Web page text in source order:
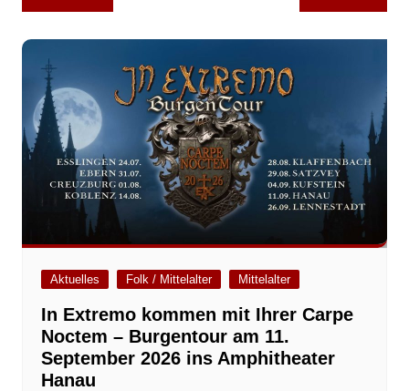
Aktuelles Folk / Mittelalter Mittelalter
In Extremo kommen mit Ihrer Carpe
Noctem – Burgentour am 11.
September 2026 ins Amphitheater
Hanau